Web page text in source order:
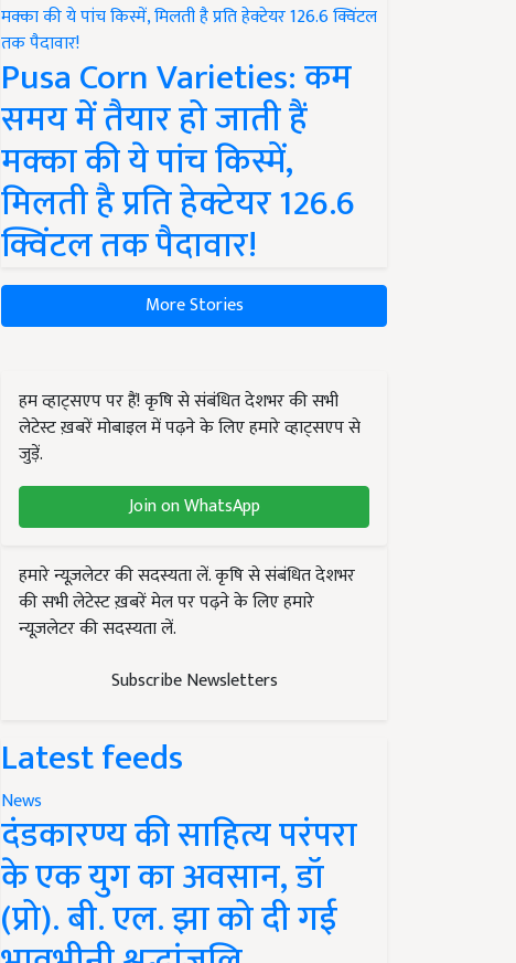
Pusa Corn Varieties: कम
समय में तैयार हो जाती हैं
मक्का की ये पांच किस्में,
मिलती है प्रति हेक्टेयर 126.6
क्विंटल तक पैदावार!
More Stories
हम व्हाट्सएप पर हैं! कृषि से संबंधित देशभर की सभी
लेटेस्ट ख़बरें मोबाइल में पढ़ने के लिए हमारे व्हाट्सएप से
जुड़ें.
Join on WhatsApp
हमारे न्यूज़लेटर की सदस्यता लें. कृषि से संबंधित देशभर
की सभी लेटेस्ट ख़बरें मेल पर पढ़ने के लिए हमारे
न्यूज़लेटर की सदस्यता लें.
Subscribe Newsletters
Latest feeds
News
दंडकारण्य की साहित्य परंपरा
के एक युग का अवसान, डॉ
(प्रो). बी. एल. झा को दी गई